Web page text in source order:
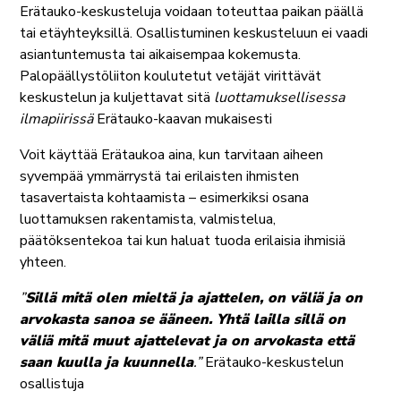
Erätauko-keskusteluja voidaan toteuttaa paikan päällä
tai etäyhteyksillä. Osallistuminen keskusteluun ei vaadi
asiantuntemusta tai aikaisempaa kokemusta.
Palopäällystöliiton koulutetut vetäjät virittävät
keskustelun ja kuljettavat sitä luottamuksellisessa
ilmapiirissäErätauko-kaavan mukaisesti
Voit käyttää Erätaukoa aina, kun tarvitaan aiheen
syvempää ymmärrystä tai erilaisten ihmisten
tasavertaista kohtaamista – esimerkiksi osana
luottamuksen rakentamista, valmistelua,
päätöksentekoa tai kun haluat tuoda erilaisia ihmisiä
yhteen.
”Sillä mitä olen mieltä ja ajattelen, on väliä ja on
arvokasta sanoa se ääneen. Yhtä lailla sillä on
väliä mitä muut ajattelevat ja on arvokasta että
saan kuulla ja kuunnella.”Erätauko-keskustelun
osallistuja